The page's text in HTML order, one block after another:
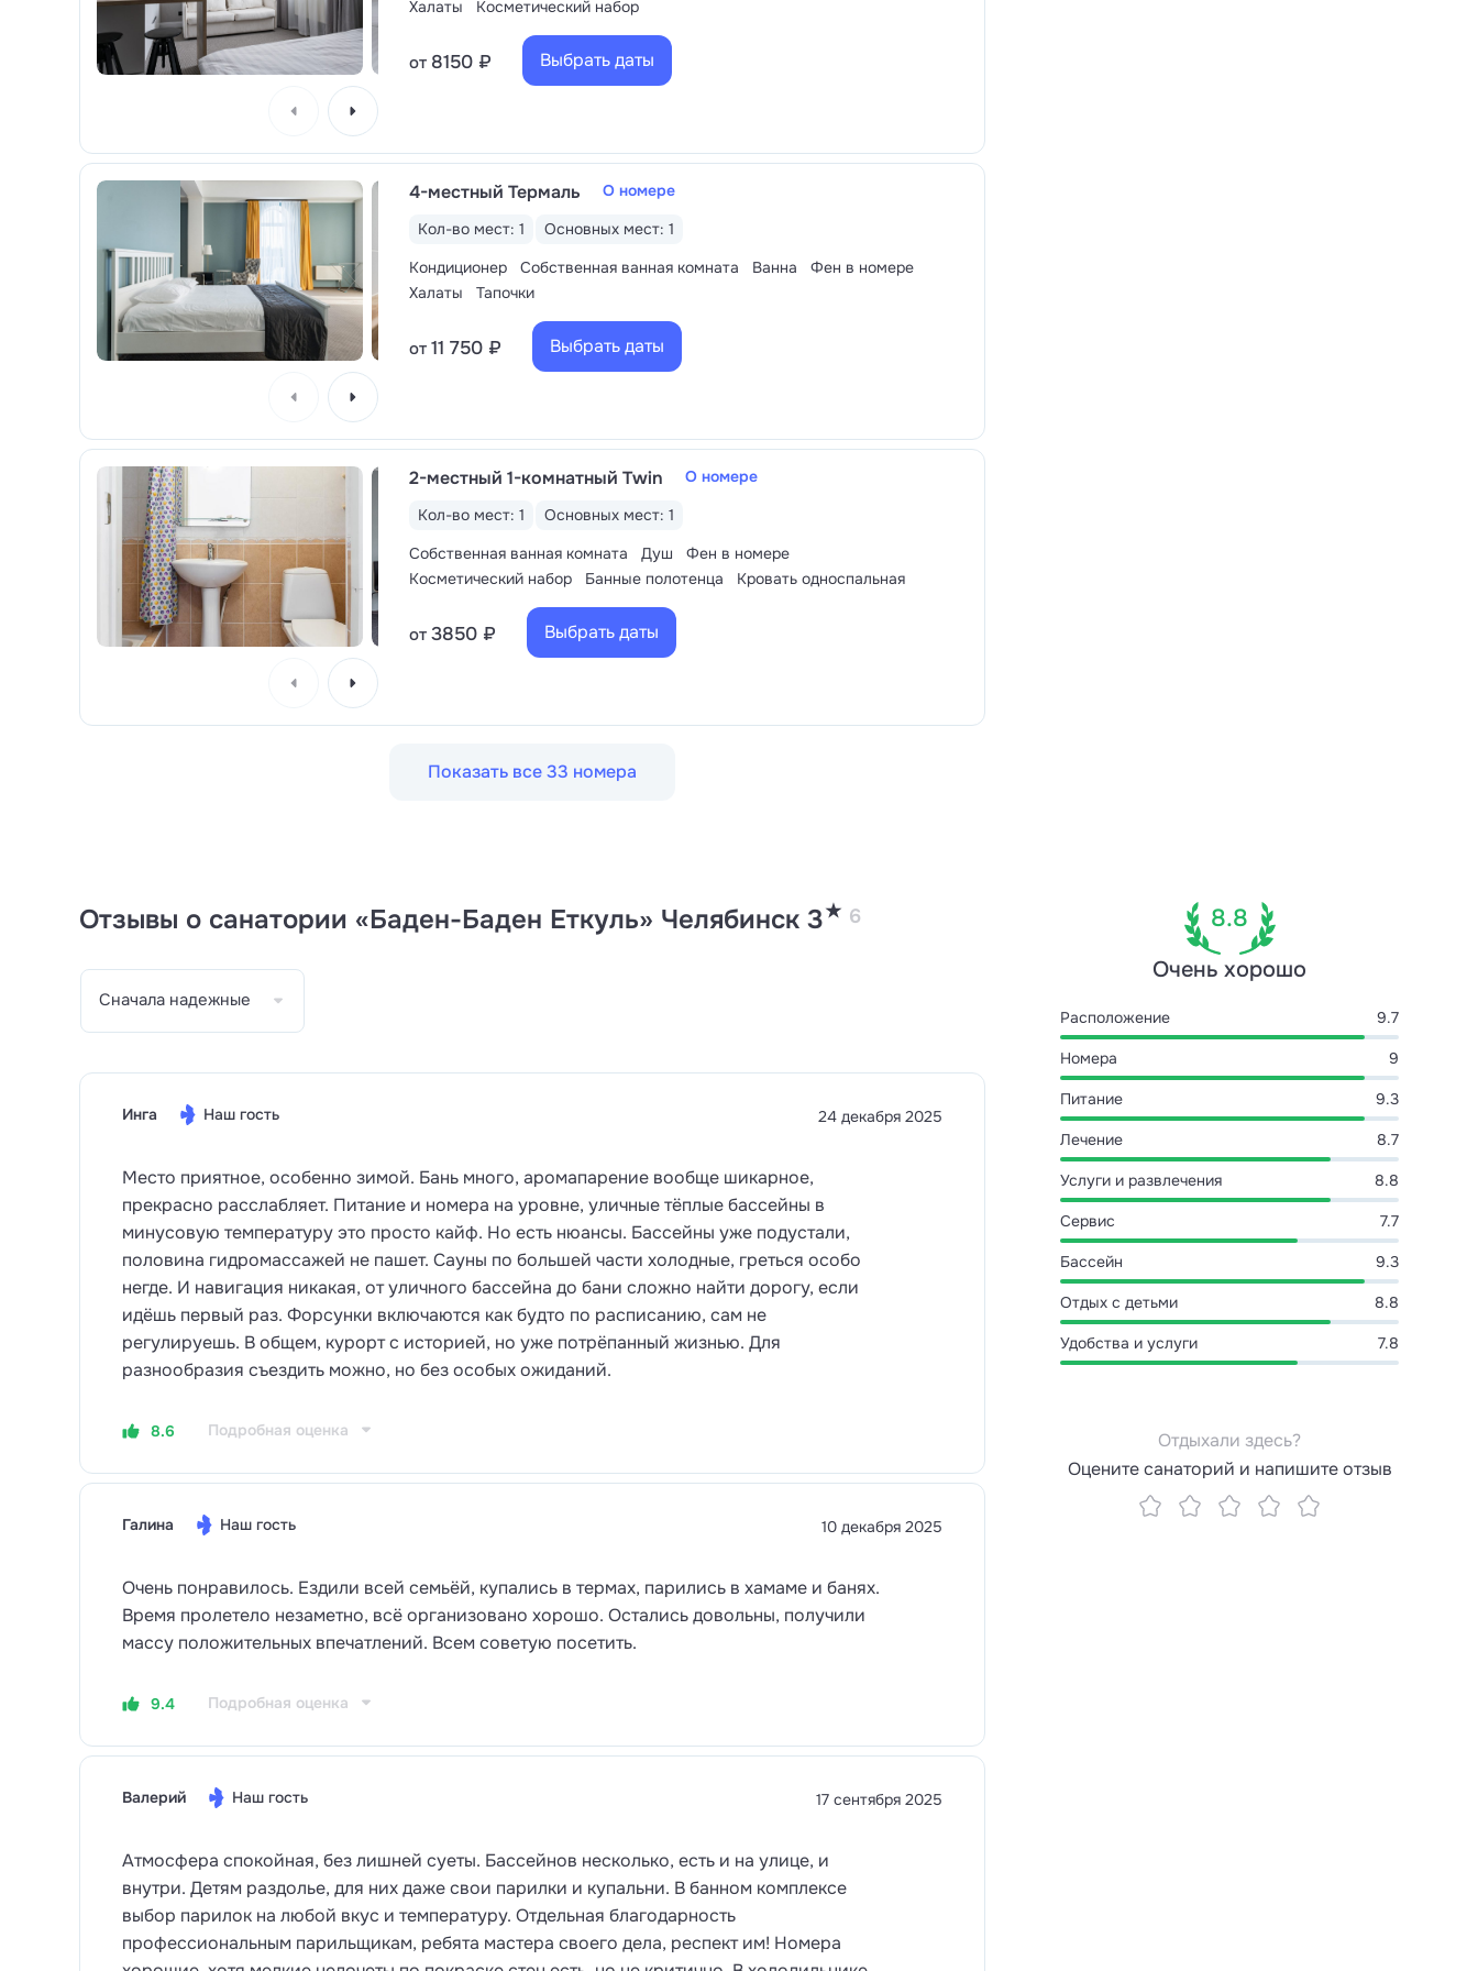
На берегу озера в теплое время года работает пляж. К услугам отдыхающих лежаки,
раздевалки, биотуалеты, понтоны, площадка для пляжного волейбола и огороженная
детская зона для купания.
Халаты
Косметический набор
от 8150 ₽ Выбрать даты
4-местный Термаль
О номере
Кол-во мест: 1
Основных мест: 1
Кондиционер
Собственная ванная комната Ванна
Фен в номере
Халаты
Тапочки
от 11 750 ₽ Выбрать даты
2-местный 1-комнатный Twin
О номере
Кол-во мест: 1
Основных мест: 1
Собственная ванная комната
Душ
Фен в номере
Косметический набор
Банные полотенца Кровать односпальная
от 3850 ₽ Выбрать даты
Показать все 33 номера
Отзывы о санатории «Баден-Баден Еткуль» Челябинск 3★ 6
Сначала надежные
Инга Наш гость 24 декабря 2025
Место приятное, особенно зимой. Бань много, аромапарение вообще шикарное,
прекрасно расслабляет. Питание и номера на уровне, уличные тёплые бассейны в
минусовую температуру это просто кайф. Но есть нюансы. Бассейны уже подустали,
половина гидромассажей не пашет. Сауны по большей части холодные, греться особо
негде. И навигация никакая, от уличного бассейна до бани сложно найти дорогу, если
идёшь первый раз. Форсунки включаются как будто по расписанию, сам не
регулируешь. В общем, курорт с историей, но уже потрёпанный жизнью. Для
разнообразия съездить можно, но без особых ожиданий.
8.6 Подробная оценка
Галина Наш гость 10 декабря 2025
Очень понравилось. Ездили всей семьёй, купались в термах, парились в хамаме и банях.
Время пролетело незаметно, всё организовано хорошо. Остались довольны, получили
массу положительных впечатлений. Всем советую посетить.
9.4 Подробная оценка
Валерий Наш гость 17 сентября 2025
Атмосфера спокойная, без лишней суеты. Бассейнов несколько, есть и на улице, и
внутри. Детям раздолье, для них даже свои парилки и купальни. В банном комплексе
выбор парилок на любой вкус и температуру. Отдельная благодарность
профессиональным парильщикам, ребята мастера своего дела, респект им! Номера
8.8
Очень хорошо
Расположение 9.7
Номера 9
Питание 9.3
Лечение 8.7
Услуги и развлечения 8.8
Сервис 7.7
Бассейн 9.3
Отдых с детьми 8.8
Удобства и услуги 7.8
Отдыхали здесь?
Оцените санаторий и напишите отзыв